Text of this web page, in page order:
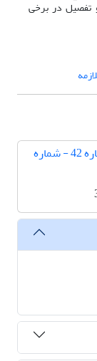
تفصیل در برخی
دوره 12، شماره 42 - شماره